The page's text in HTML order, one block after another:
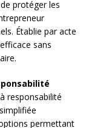
protéger les
Établie par acte
sans
responsabilité
permettant